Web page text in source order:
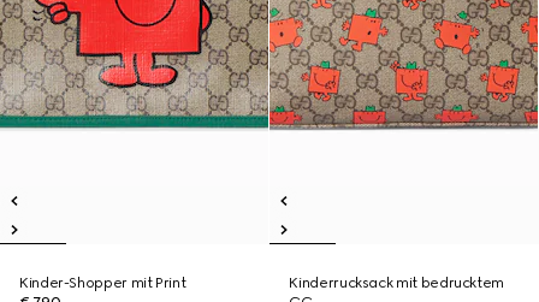
Kinder-Shopper mit Print
Kinderrucksack mit bedrucktem